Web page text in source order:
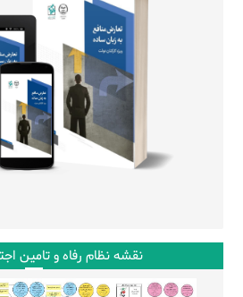
نقشه نظام رفاه و تامین